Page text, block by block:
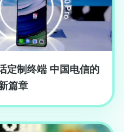
定制终端 中国电信的
篇章